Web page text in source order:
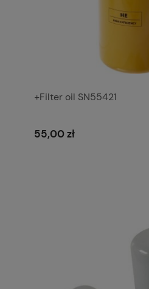
+Filter oil SN55421
55,00 zł